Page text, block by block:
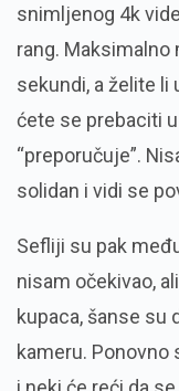
snimljenog 4k
rang. Maksimalno
sekundi, a želite li
ćete se prebaciti
“preporučuje”.
solidan i vidi se
Sefliji su pak
nisam očekivao,
kupaca, šanse su
kameru. Ponovno